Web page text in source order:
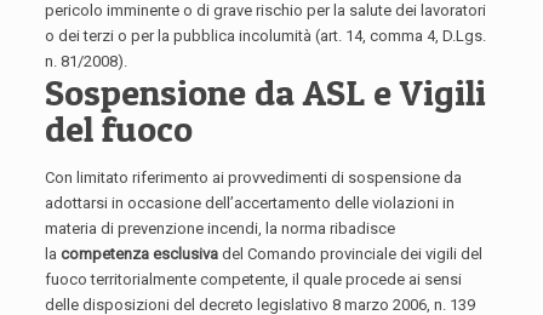
pericolo imminente o di grave rischio per la salute dei lavoratori
o dei terzi o per la pubblica incolumità (art. 14, comma 4, D.Lgs.
n. 81/2008).
Sospensione da ASL e Vigili
del fuoco
Con limitato riferimento ai provvedimenti di sospensione da
adottarsi in occasione dell’accertamento delle violazioni in
materia di prevenzione incendi, la norma ribadisce
lacompetenza esclusiva del Comando provinciale dei vigili del
fuoco territorialmente competente, il quale procede ai sensi
delle disposizioni del decreto legislativo 8 marzo 2006, n. 139